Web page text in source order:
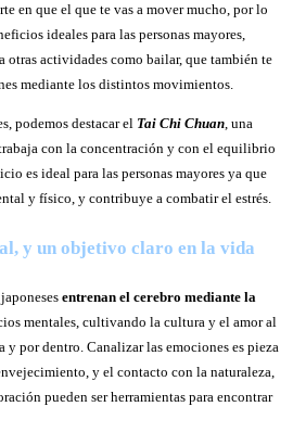
en que el que te vas a mover mucho, por lo
ideales para las personas mayores,
otras actividades como bailar, que también te
mediante los distintos movimientos.
podemos destacar el Tai Chi Chuan, una
con la concentración y con el equilibrio
es ideal para las personas mayores ya que
y físico, y contribuye a combatir el estrés.
y un objetivo claro en la vida
entrenan el cerebro mediante la
mentales, cultivando la cultura y el amor al
y por dentro. Canalizar las emociones es pieza
y el contacto con la naturaleza,
pueden ser herramientas para encontrar